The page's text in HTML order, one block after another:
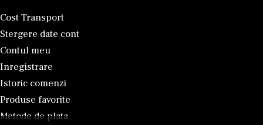
Cost Transport
Stergere date cont
Contul meu
Inregistrare
Istoric comenzi
Produse favorite
Metode de plata